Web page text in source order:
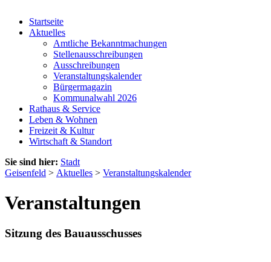
Startseite
Aktuelles
Amtliche Bekanntmachungen
Stellenausschreibungen
Ausschreibungen
Veranstaltungskalender
Bürgermagazin
Kommunalwahl 2026
Rathaus & Service
Leben & Wohnen
Freizeit & Kultur
Wirtschaft & Standort
Sie sind hier: Stadt
Geisenfeld > Aktuelles > Veranstaltungskalender
Veranstaltungen
Sitzung des Bauausschusses